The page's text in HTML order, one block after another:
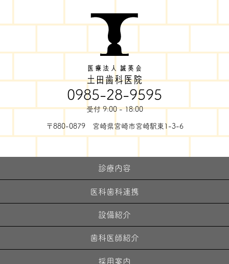
0985-28-9595
受付 9:00 - 18:00
〒880-0879 宮崎県宮崎市宮崎駅東1-3-6
診療内容
医科歯科連携
設備紹介
歯科医師紹介
採用案内